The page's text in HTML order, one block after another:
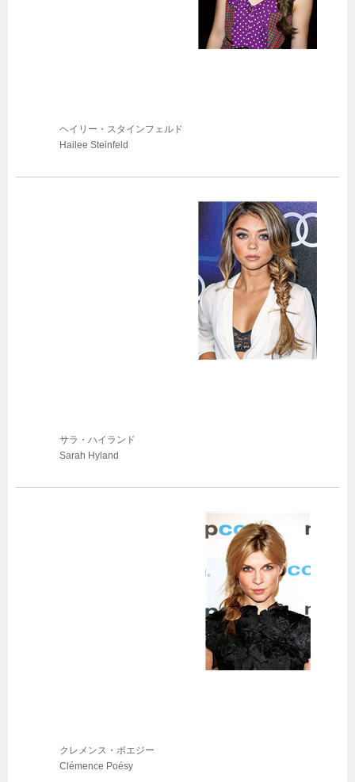
ヘイリー・スタインフェルド
Hailee Steinfeld
サラ・ハイランド
Sarah Hyland
クレメンス・ポエジー
Clémence Poésy